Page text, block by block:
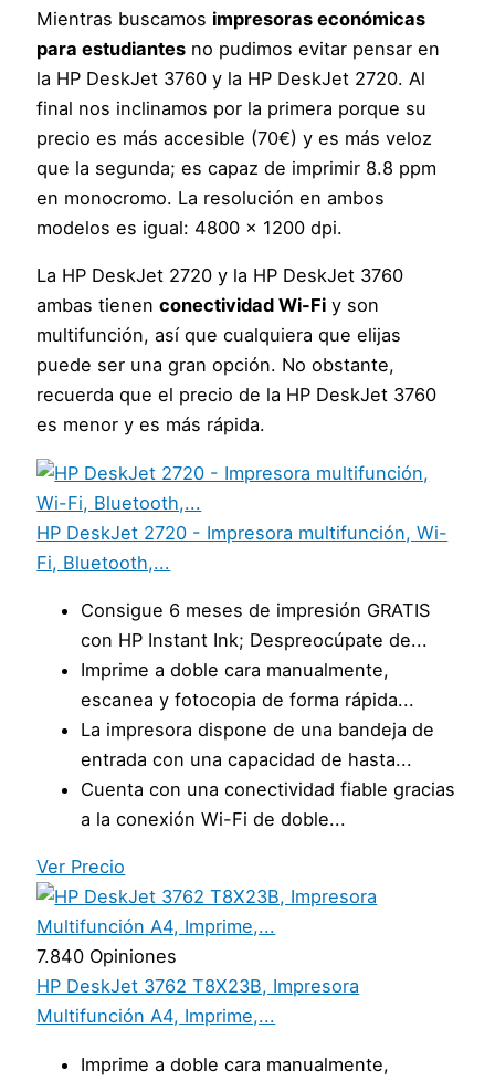
Mientras buscamos impresoras económicas
para estudiantes no pudimos evitar pensar en
la HP DeskJet 3760 y la HP DeskJet 2720. Al
final nos inclinamos por la primera porque su
precio es más accesible (70€) y es más veloz
que la segunda; es capaz de imprimir 8.8 ppm
en monocromo. La resolución en ambos
modelos es igual: 4800 x 1200 dpi.
La HP DeskJet 2720 y la HP DeskJet 3760
ambas tienenconectividad Wi-Fi y son
multifunción, así que cualquiera que elijas
puede ser una gran opción. No obstante,
recuerda que el precio de la HP DeskJet 3760
es menor y es más rápida.
HP DeskJet 2720 - Impresora multifunción, Wi-
Fi, Bluetooth,...
Consigue 6 meses de impresión GRATIS
con HP Instant Ink; Despreocúpate de...
Imprime a doble cara manualmente,
escanea y fotocopia de forma rápida...
La impresora dispone de una bandeja de
entrada con una capacidad de hasta...
Cuenta con una conectividad fiable gracias
a la conexión Wi-Fi de doble...
Ver Precio
7.840 Opiniones
HP DeskJet 3762 T8X23B, Impresora
Multifunción A4, Imprime,...
Imprime a doble cara manualmente,